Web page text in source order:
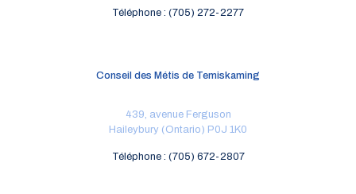
Téléphone : (705) 272-2277
Conseil des Métis de Temiskaming
439, avenue Ferguson
Haileybury (Ontario) P0J 1K0
Téléphone : (705) 672-2807